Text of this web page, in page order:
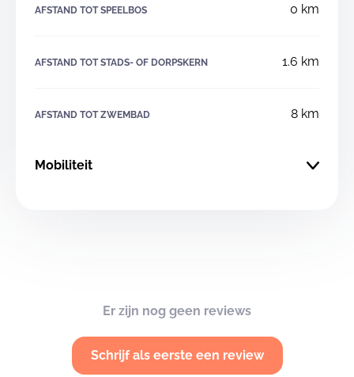
AFSTAND TOT SPEELBOS 0 km
AFSTAND TOT STADS- OF DORPSKERN 1.6 km
AFSTAND TOT ZWEMBAD 8 km
Mobiliteit
Er zijn nog geen reviews
Schrijf als eerste een review